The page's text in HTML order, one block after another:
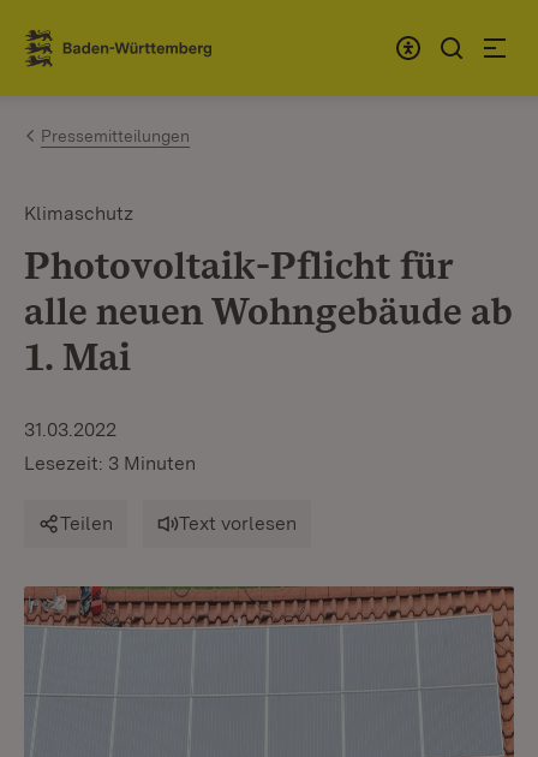
Zum Inhalt springen
Link zur Startseite
Pressemitteilungen
Klimaschutz
Photovoltaik-Pflicht für
alle neuen Wohngebäude ab
1. Mai
31.03.2022
Lesezeit: 3 Minuten
Teilen Text vorlesen